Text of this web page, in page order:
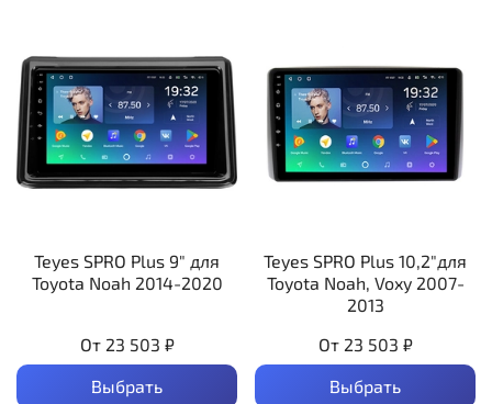
Teyes SPRO Plus 9" для
Toyota Noah 2014-2020
От 23 503 ₽
Выбрать
Teyes SPRO Plus 10,2"для
Toyota Noah, Voxy 2007-
2013
От 23 503 ₽
Выбрать